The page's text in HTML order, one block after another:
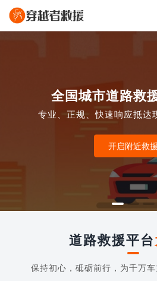
全国城市道路救
专业、正规、快速响应抵达
开启附近救援
道路救援平台
保持初心，砥砺前行，为千万